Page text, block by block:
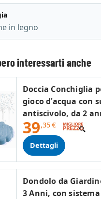
in legno
interessarti anche
Doccia Conchiglia
gioco d'acqua con
antiscivolo, da 2
39,35€
Dettagli
Dondolo da
3 Anni, con